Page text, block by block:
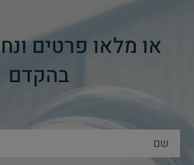
או מלאו פרטים
בהקדם